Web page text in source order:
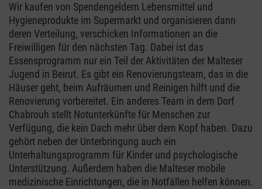
Wir kaufen von Spendengeldern Lebensmittel und
Hygieneprodukte im Supermarkt und organisieren dann
deren Verteilung, verschicken Informationen an die
Freiwilligen für den nächsten Tag. Dabei ist das
Essensprogramm nur ein Teil der Aktivitäten der Malteser
Jugend in Beirut. Es gibt ein Renovierungsteam, das in die
Häuser geht, beim Aufräumen und Reinigen hilft und die
Renovierung vorbereitet. Ein anderes Team in dem Dorf
Chabrouh stellt Notunterkünfte für Menschen zur
Verfügung, die kein Dach mehr über dem Kopf haben. Dazu
gehört neben der Unterbringung auch ein
Unterhaltungsprogramm für Kinder und psychologische
Unterstützung. Außerdem haben die Malteser mobile
medizinische Einrichtungen, die in Notfällen helfen können.